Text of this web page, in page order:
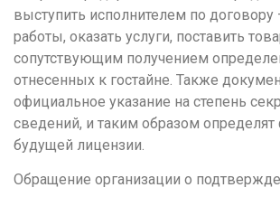
выступить исполнителем по договору
работы, оказать услуги, поставить
сопутствующим получением
отнесенных к гостайне. Также
официальное указание на степень
сведений, и таким образом
будущей лицензии.
Обращение организации о
Ростов-на-Дону
Рязань
С
Самара
Саранск